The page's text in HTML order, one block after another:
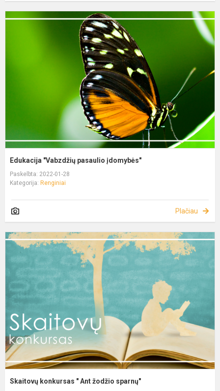
Edukacija "Vabzdžių pasaulio įdomybės"
Paskelbta: 2022-01-28
Kategorija: Renginiai
Plačiau
Skaitovų konkursas " Ant žodžio sparnų"